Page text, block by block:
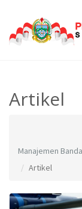
Artikel
Manajemen
Artikel